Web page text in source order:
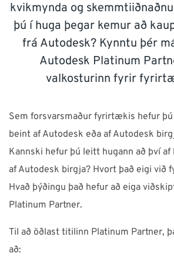
Neðst á síðunni má finna símanúmer,
opnunartíma ofl. upplýsingar
France España Ireland Italia
Suomi
Sverige UK
kvikmynda og
þú í huga þegar kemur að
frá Autodesk? Kynntu þér
Autodesk Platinum
valkosturinn fyrir
Sem forsvarsmaður fyrirtækis hefur þú
beint af Autodesk eða af Autodesk
Kannski hefur þú leitt hugann að því
af Autodesk birgja? Hvort það eigi
Hvað þýðingu það hefur að eiga
Platinum Partner.
Til að öðlast titilinn Platinum Partner,
að: